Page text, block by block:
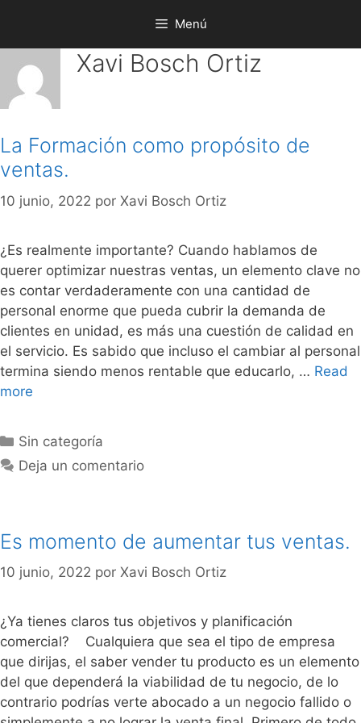
contenido
Menú
Xavi Bosch Ortiz
La Formación como propósito de
ventas.
10 junio, 2022 por Xavi Bosch Ortiz
¿Es realmente importante? Cuando hablamos de
querer optimizar nuestras ventas, un elemento clave no
es contar verdaderamente con una cantidad de
personal enorme que pueda cubrir la demanda de
clientes en unidad, es más una cuestión de calidad en
el servicio. Es sabido que incluso el cambiar al personal
termina siendo menos rentable que educarlo, … Read
more
Categorías
Sin categoría
Deja un comentario
Es momento de aumentar tus ventas.
10 junio, 2022 por Xavi Bosch Ortiz
¿Ya tienes claros tus objetivos y planificación
comercial? Cualquiera que sea el tipo de empresa
que dirijas, el saber vender tu producto es un elemento
del que dependerá la viabilidad de tu negocio, de lo
contrario podrías verte abocado a un negocio fallido o